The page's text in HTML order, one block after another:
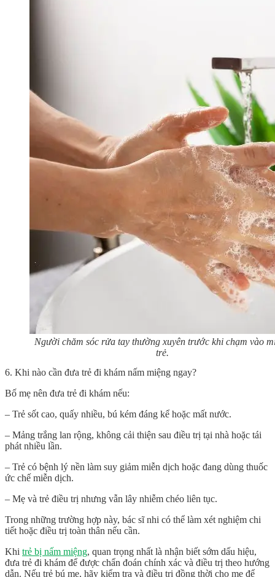
Người chăm sóc rửa tay thường xuyên trước khi chạm vào
trẻ.
6. Khi nào cần đưa trẻ đi khám nấm miệng ngay?
Bố mẹ nên đưa trẻ đi khám nếu:
– Trẻ sốt cao, quấy nhiều, bú kém đáng kể hoặc mất nước.
– Mảng trắng lan rộng, không cải thiện sau điều trị tại nhà hoặc tái
phát nhiều lần.
– Trẻ có bệnh lý nền làm suy giảm miễn dịch hoặc đang dùng thuốc
ức chế miễn dịch.
– Mẹ và trẻ điều trị nhưng vẫn lây nhiễm chéo liên tục.
Trong những trường hợp này, bác sĩ nhi có thể làm xét nghiệm chi
tiết hoặc điều trị toàn thân nếu cần.
Khi trẻ bị nấm miệng, quan trọng nhất là nhận biết sớm dấu hiệu,
đưa trẻ đi khám để được chẩn đoán chính xác và điều trị theo hướng
dẫn. Nếu trẻ bú mẹ, hãy kiểm tra và điều trị đồng thời cho mẹ để